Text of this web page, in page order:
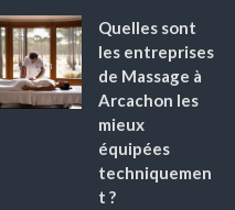
Quelles sont
les entreprises
de Massage à
Arcachon les
mieux
équipées
techniquemen
t ?